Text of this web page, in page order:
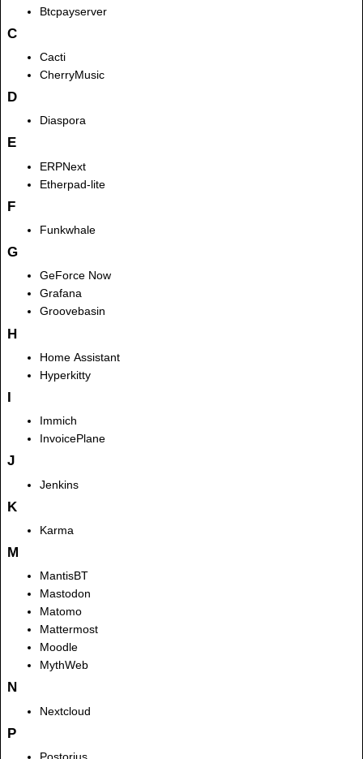
Btcpayserver
C
Cacti
CherryMusic
D
Diaspora
E
ERPNext
Etherpad-lite
F
Funkwhale
G
GeForce Now
Grafana
Groovebasin
H
Home Assistant
Hyperkitty
I
Immich
InvoicePlane
J
Jenkins
K
Karma
M
MantisBT
Mastodon
Matomo
Mattermost
Moodle
MythWeb
N
Nextcloud
P